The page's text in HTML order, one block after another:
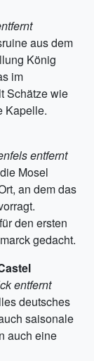
aus dem
König
im
Schätze wie
Kapelle.
entfernt
Mosel
an dem das
den ersten
gedacht.
entfernt
deutsches
saisonale
auch eine